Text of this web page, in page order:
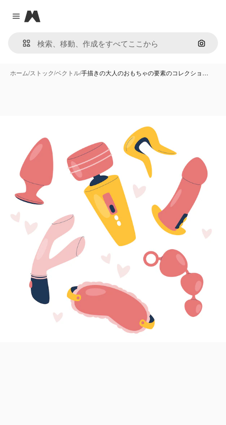
Close menu
Magnific
画像で
ホーム/ストック/ベクトル/手描きの大人のおもちゃの要素のコレクショ…